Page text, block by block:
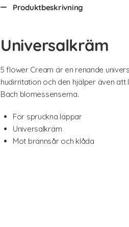
Produktbeskrivning
Universalkräm
5 flower Cream är en renande
hudirritation och den hjälper även
Bach blomessenserna.
För spruckna läppar
Universalkräm
Mot brännsår och klåda